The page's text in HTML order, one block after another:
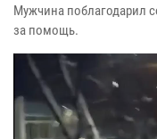
Мужчина поблагодарил
за помощь.